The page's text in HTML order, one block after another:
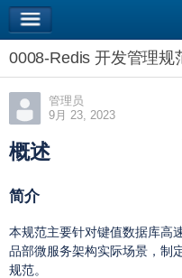
0008-Redis 开发管理规
管理员
9月 23, 2023
概述
简介
本规范主要针对键值数据库高
品部微服务架构实际场景，制
规范。